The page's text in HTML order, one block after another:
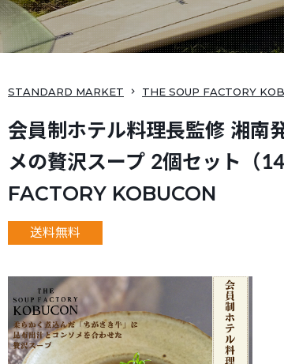
STANDARD MARKET THE SOUP FACTORY
会員制ホテル料理長監修 湘南
メの贅沢スープ 2個セット
FACTORY KOBUCON
送料無料